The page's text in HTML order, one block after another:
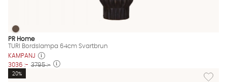
TURI Bordslampa 64cm Svartbrun Finns även i dessa färger:
TURI Bordslampa 64cm Svartbrun
PR Home
TURI Bordslampa 64cm Svartbrun
KAMPANJ
3036 :- 3795 :-
Lägg
20%